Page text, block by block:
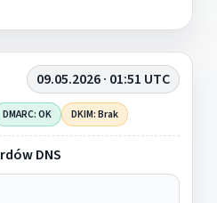
09.05.2026 · 01:51 UTC
DMARC: OK DKIM: Brak
DNS